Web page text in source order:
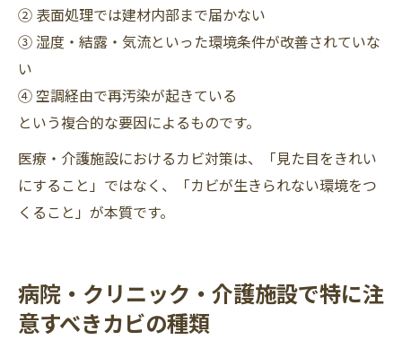
② 表面処理では建材内部まで届かない
③ 湿度・結露・気流といった環境条件が改善されていな
い
④ 空調経由で再汚染が起きている
という複合的な要因によるものです。
医療・介護施設におけるカビ対策は、「見た目をきれい
にすること」ではなく、「カビが生きられない環境をつ
くること」が本質です。
病院・クリニック・介護施設で特に注
意すべきカビの種類